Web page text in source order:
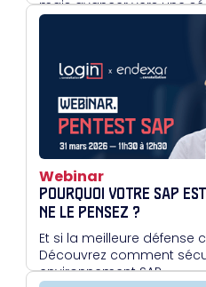
mais avancer vers une
Webinar
POURQUOI VOTRE SAP
NE LE PENSEZ ?
Et si la meilleure défense
Découvrez comment
environnement SAP